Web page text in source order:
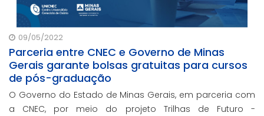
09/05/2022
Parceria entre CNEC e Governo de Minas
Gerais garante bolsas gratuitas para cursos
de pós-graduação
O Governo do Estado de Minas Gerais, em parceria com
a CNEC, por meio do projeto Trilhas de Futuro -